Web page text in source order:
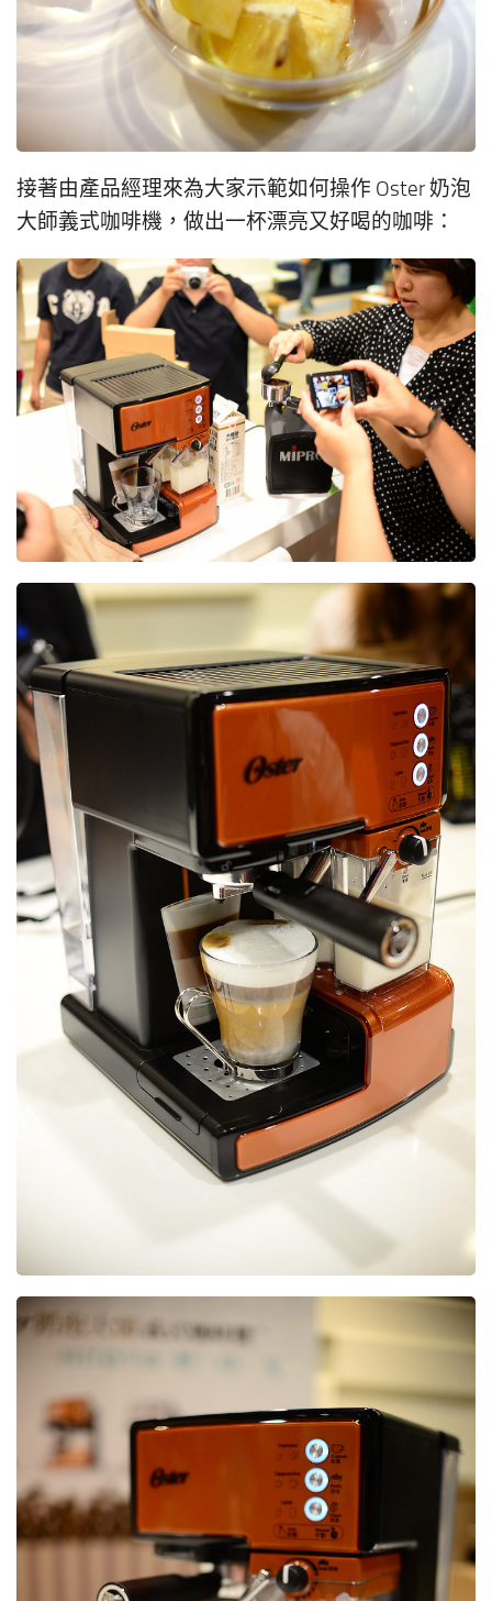
接著由產品經理來為大家示範如何操作 Oster 奶泡
大師義式咖啡機，做出一杯漂亮又好喝的咖啡：